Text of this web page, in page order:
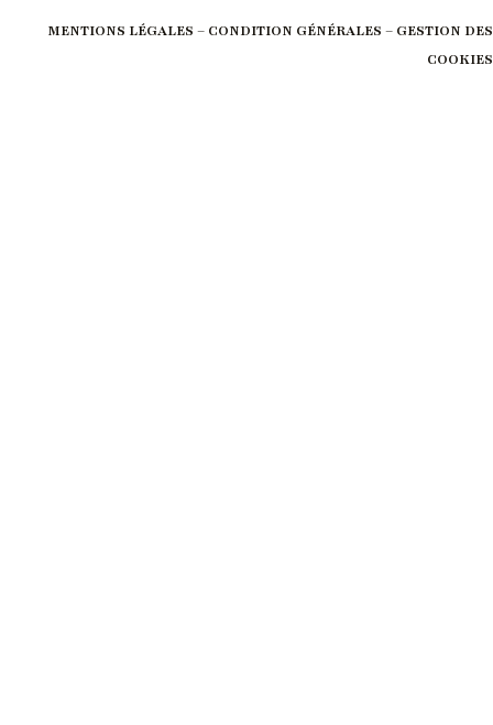
MENTIONS LÉGALES – CONDITION GÉNÉRALES – GESTION DES
COOKIES